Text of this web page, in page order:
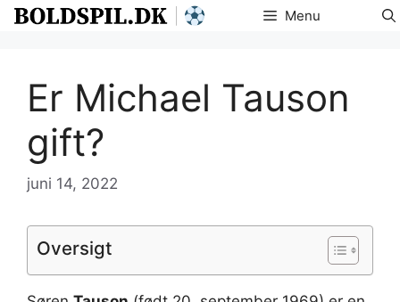
Hop
Menu
Er Michael Tauson
gift?
juni 14, 2022
Oversigt